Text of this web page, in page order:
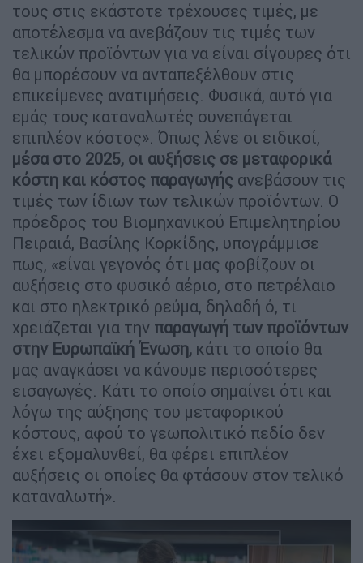
τους στις εκάστοτε τρέχουσες τιμές, με
αποτέλεσμα να ανεβάζουν τις τιμές των
τελικών προϊόντων για να είναι σίγουρες ότι
θα μπορέσουν να ανταπεξέλθουν στις
επικείμενες ανατιμήσεις. Φυσικά, αυτό για
εμάς τους καταναλωτές συνεπάγεται
επιπλέον κόστος». Όπως λένε οι ειδικοί,
μέσα στο 2025, οι αυξήσεις σε μεταφορικά
κόστη και κόστος παραγωγής ανεβάσουν τις
τιμές των ίδιων των τελικών προϊόντων. Ο
πρόεδρος του Βιομηχανικού Επιμελητηρίου
Πειραιά, Βασίλης Κορκίδης, υπογράμμισε
πως, «είναι γεγονός ότι μας φοβίζουν οι
αυξήσεις στο φυσικό αέριο, στο πετρέλαιο
και στο ηλεκτρικό ρεύμα, δηλαδή ό, τι
χρειάζεται για την παραγωγή των προϊόντων
στην Ευρωπαϊκή Ένωση, κάτι το οποίο θα
μας αναγκάσει να κάνουμε περισσότερες
εισαγωγές. Κάτι το οποίο σημαίνει ότι και
λόγω της αύξησης του μεταφορικού
κόστους, αφού το γεωπολιτικό πεδίο δεν
έχει εξομαλυνθεί, θα φέρει επιπλέον
αυξήσεις οι οποίες θα φτάσουν στον τελικό
καταναλωτή».